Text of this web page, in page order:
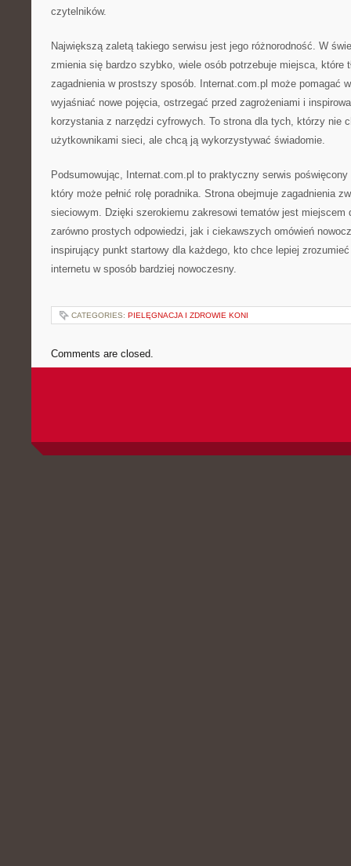
czytelników.
Największą zaletą takiego serwisu jest jego różnorodność. W
zmienia się bardzo szybko, wiele osób potrzebuje miejsca, które
zagadnienia w prostszy sposób. Internat.com.pl może pomagać
wyjaśniać nowe pojęcia, ostrzegać przed zagrożeniami i
korzystania z narzędzi cyfrowych. To strona dla tych, którzy nie
użytkownikami sieci, ale chcą ją wykorzystywać świadomie.
Podsumowując, Internat.com.pl to praktyczny serwis
który może pełnić rolę poradnika. Strona obejmuje zagadnienia
sieciowym. Dzięki szerokiemu zakresowi tematów jest miejscem
zarówno prostych odpowiedzi, jak i ciekawszych omówień
inspirujący punkt startowy dla każdego, kto chce lepiej
internetu w sposób bardziej nowoczesny.
CATEGORIES: PIELĘGNACJA I ZDROWIE KONI
Comments are closed.